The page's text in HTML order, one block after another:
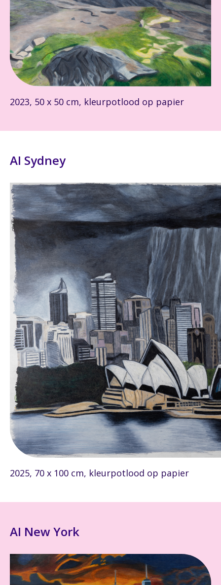
2023, 50 x 50 cm, kleurpotlood op papier
AI Sydney
2025, 70 x 100 cm, kleurpotlood op papier
AI New York